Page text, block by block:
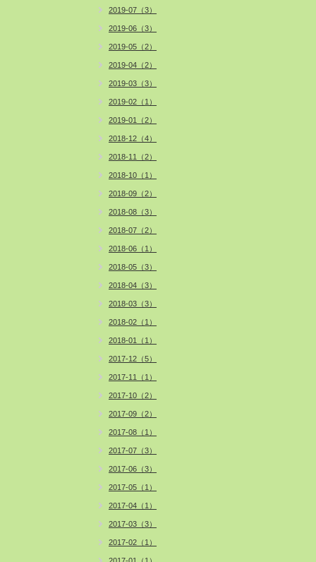
2019-07（3）
2019-06（3）
2019-05（2）
2019-04（2）
2019-03（3）
2019-02（1）
2019-01（2）
2018-12（4）
2018-11（2）
2018-10（1）
2018-09（2）
2018-08（3）
2018-07（2）
2018-06（1）
2018-05（3）
2018-04（3）
2018-03（3）
2018-02（1）
2018-01（1）
2017-12（5）
2017-11（1）
2017-10（2）
2017-09（2）
2017-08（1）
2017-07（3）
2017-06（3）
2017-05（1）
2017-04（1）
2017-03（3）
2017-02（1）